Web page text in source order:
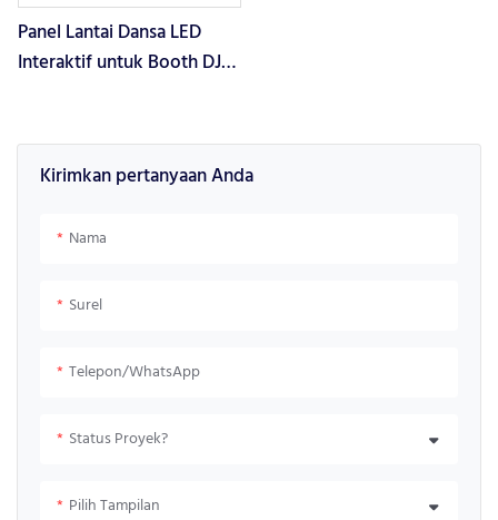
Kirimkan pertanyaan Anda
Nama
Surel
Telepon/WhatsApp
Status Proyek?
Pilih Tampilan
Panel Lantai Dansa LED
Interaktif untuk Booth DJ